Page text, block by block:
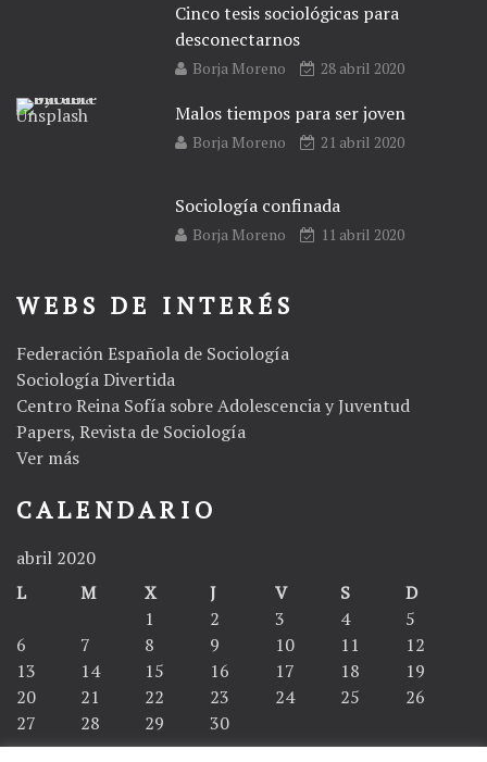
Cinco tesis sociológicas para
desconectarnos
Borja Moreno 28 abril 2020
Malos tiempos para ser joven
Borja Moreno 21 abril 2020
Sociología confinada
Borja Moreno 11 abril 2020
WEBS DE INTERÉS
Federación Española de Sociología
Sociología Divertida
Centro Reina Sofía sobre Adolescencia y Juventud
Papers, Revista de Sociología
Ver más
CALENDARIO
abril 2020
L
M X J V S
D
1
2 3 4
5
6
7 8 9 10 11
12
13
14 15 16 17 18
19
20
21 22 23 24 25
26
27
28 29 30